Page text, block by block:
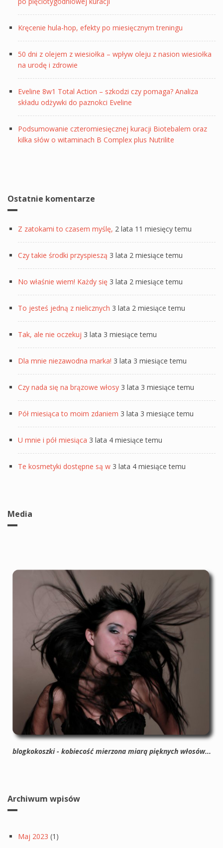
Kręcenie hula-hop, efekty po miesięcznym treningu
50 dni z olejem z wiesiołka – wpływ oleju z nasion wiesiołka
na urodę i zdrowie
Eveline 8w1 Total Action – szkodzi czy pomaga? Analiza
składu odżywki do paznokci Eveline
Podsumowanie czteromiesięcznej kuracji Biotebalem oraz
kilka słów o witaminach B Complex plus Nutrilite
Ostatnie komentarze
Z zatokami to czasem myślę, 2 lata 11 miesięcy temu
Czy takie środki przyspieszą 3 lata 2 miesiące temu
No właśnie wiem! Każdy się 3 lata 2 miesiące temu
To jesteś jedną z nielicznych 3 lata 2 miesiące temu
Tak, ale nie oczekuj 3 lata 3 miesiące temu
Dla mnie niezawodna marka! 3 lata 3 miesiące temu
Czy nada się na brązowe włosy 3 lata 3 miesiące temu
Pół miesiąca to moim zdaniem 3 lata 3 miesiące temu
U mnie i pół miesiąca 3 lata 4 miesiące temu
Te kosmetyki dostępne są w 3 lata 4 miesiące temu
Media
blogkokoszki - kobiecość mierzona miarą pięknych włosów...
Archiwum wpisów
Maj 2023 (1)